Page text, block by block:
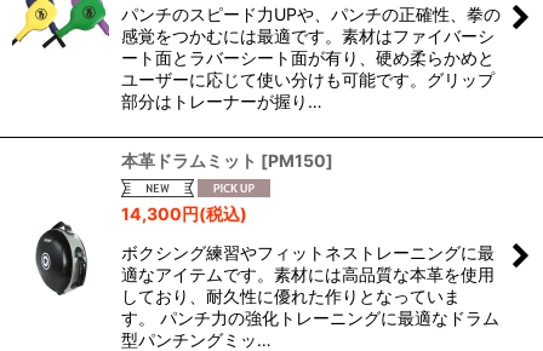
パンチのスピード力UPや、パンチの正確性、拳の
感覚をつかむには最適です。素材はファイバーシ
ート面とラバーシート面が有り、硬め柔らかめと
ユーザーに応じて使い分けも可能です。グリップ
部分はトレーナーが握り…
本革ドラムミット [PM150]
14,300円(税込)
ボクシング練習やフィットネストレーニングに最
適なアイテムです。素材には高品質な本革を使用
しており、耐久性に優れた作りとなっていま
す。 パンチ力の強化トレーニングに最適なドラム
型パンチングミッ…